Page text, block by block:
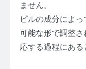
ません。
ピルの成分によ
可能な形で調整
応する過程にある